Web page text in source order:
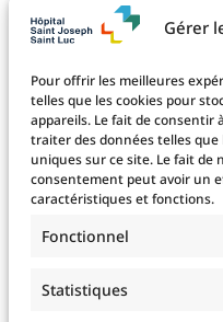
Gérer
Pour offrir les meilleures
telles que les cookies pour
appareils. Le fait de consentir
traiter des données telles
uniques sur ce site. Le fait de
consentement peut avoir un
caractéristiques et fonctions.
Fonctionnel
Statistiques
Diplôme aide-soignant
Diplôme aide-soignant en
Diplôme CCEPS
Taxe d’apprentissage
La fondation
La Fondation
Les projets financés
Le projet 2025
Nos mécènes